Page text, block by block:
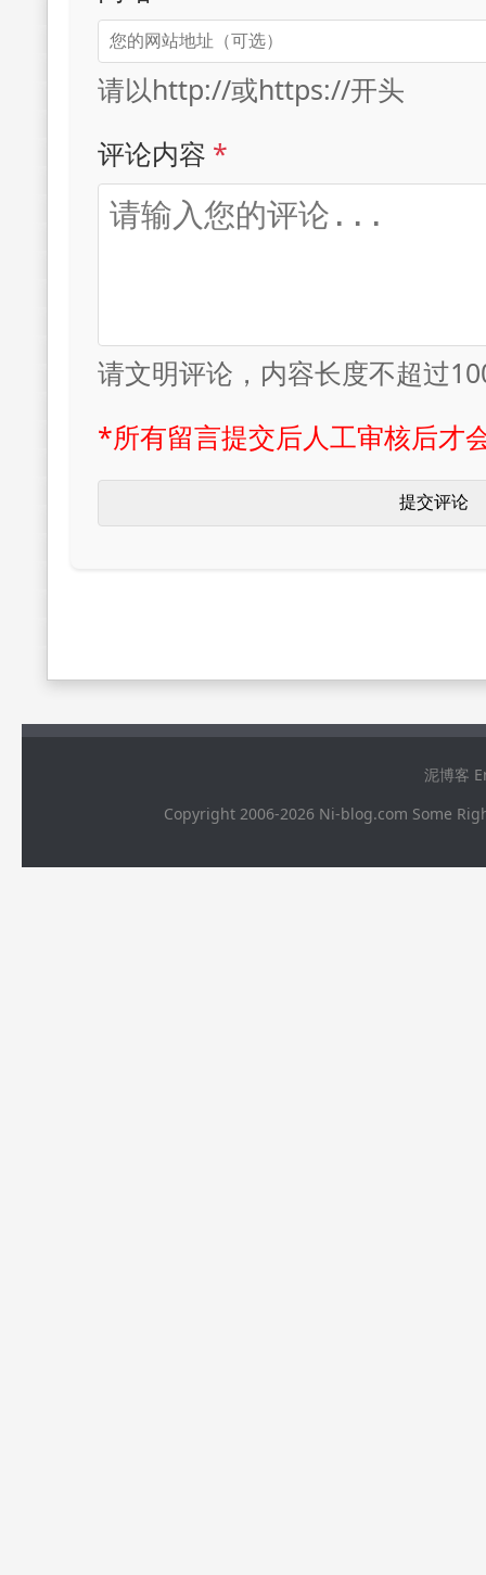
请以http://或https://开头
评论内容 *
请文明评论，内容长度不超过
*所有留言提交后人工审核后才
泥博客
Copyright 2006-2026 Ni-blog.com Some